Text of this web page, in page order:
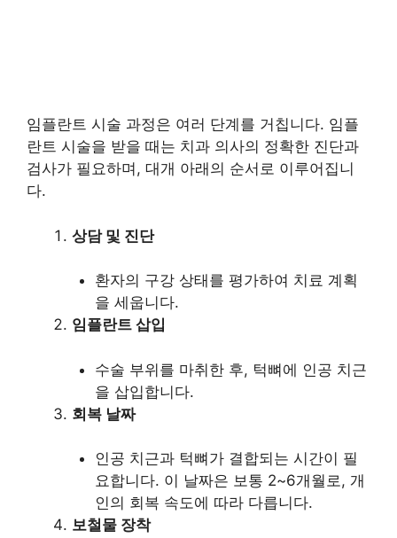
임플란트 시술 과정은 여러 단계를 거칩니다. 임플
란트 시술을 받을 때는 치과 의사의 정확한 진단과
검사가 필요하며, 대개 아래의 순서로 이루어집니
다.
상담 및 진단
환자의 구강 상태를 평가하여 치료 계획
을 세웁니다.
임플란트 삽입
수술 부위를 마취한 후, 턱뼈에 인공 치근
을 삽입합니다.
회복 날짜
인공 치근과 턱뼈가 결합되는 시간이 필
요합니다. 이 날짜은 보통 2~6개월로, 개
인의 회복 속도에 따라 다릅니다.
보철물 장착